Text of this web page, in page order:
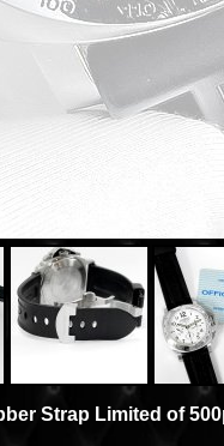
Strap Limited of